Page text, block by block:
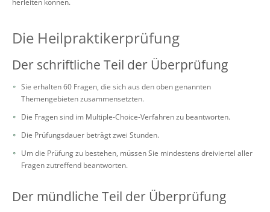
Die Heilpraktikerprüfung
Der schriftliche Teil der Überprüfung
Sie erhalten 60 Fragen, die sich aus den oben genannten
Themengebieten zusammensetzten.
Die Fragen sind im Multiple-Choice-Verfahren zu beantworten.
Die Prüfungsdauer beträgt zwei Stunden.
Um die Prüfung zu bestehen, müssen Sie mindestens dreiviertel aller
Fragen zutreffend beantworten.
Der mündliche Teil der Überprüfung